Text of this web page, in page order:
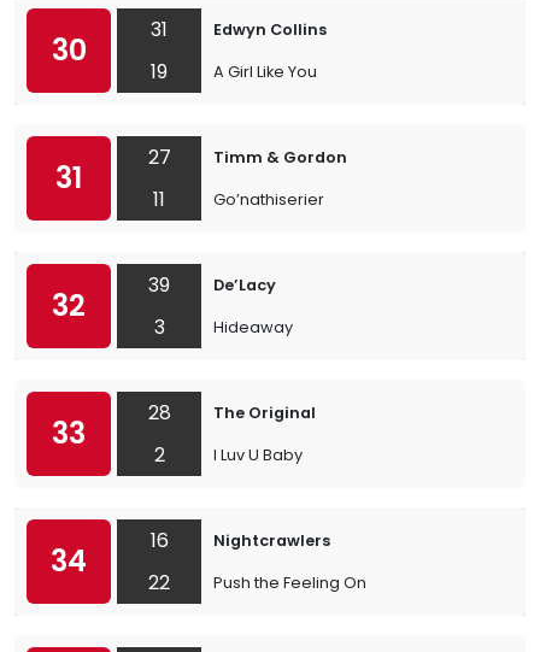
30
31
19
Edwyn Collins
A Girl Like You
31
27
11
Timm & Gordon
Go’nathiserier
32
39
3
De’Lacy
Hideaway
33
28
2
The Original
I Luv U Baby
34
16
22
Nightcrawlers
Push the Feeling On